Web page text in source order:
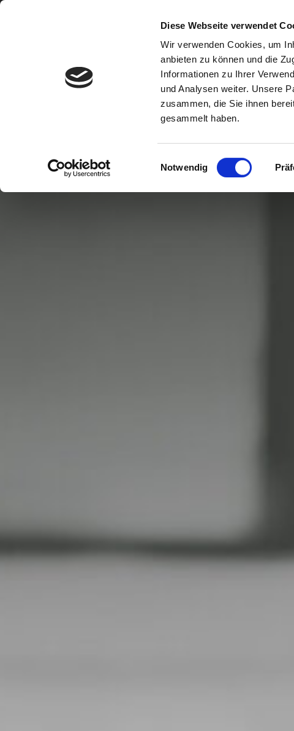
Diese Webseite verwendet
Wir verwenden Cookies, um
anbieten zu können und die
Informationen zu Ihrer
und Analysen weiter. Unsere
zusammen, die Sie ihnen
gesammelt haben.
Einwilligungsauswahl
Notwendig
Skip to main content